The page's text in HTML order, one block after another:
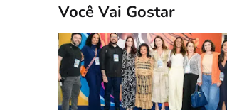
Você Vai Gostar